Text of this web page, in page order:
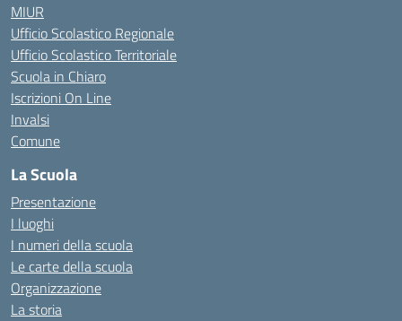
MIUR
Ufficio Scolastico Regionale
Ufficio Scolastico Territoriale
Scuola in Chiaro
Iscrizioni On Line
Invalsi
Comune
La Scuola
Presentazione
I luoghi
I numeri della scuola
Le carte della scuola
Organizzazione
La storia